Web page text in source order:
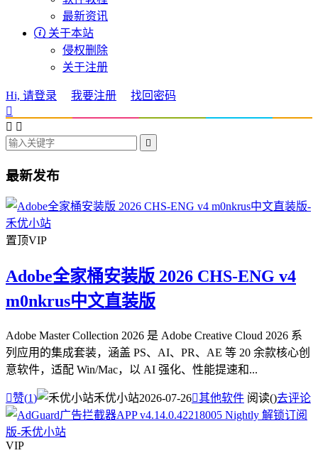
最新资讯
 关于本站
侵权删除
关于注册
Hi, 请登录 我要注册
找回密码

 

最新发布
置顶VIP
Adobe全家桶安装版 2026 CHS-ENG v4
m0nkrus中文直装版
Adobe Master Collection 2026 是 Adobe Creative Cloud 2026 系
列应用的集成套装，涵盖 PS、AI、PR、AE 等 20 余款核心创
意软件，适配 Win/Mac，以 AI 强化、性能提速和...
赞(1) 禾优小站2026-07-26其他软件 阅读()去评论
VIP